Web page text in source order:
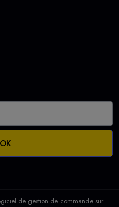
OK
de gestion de commande sur